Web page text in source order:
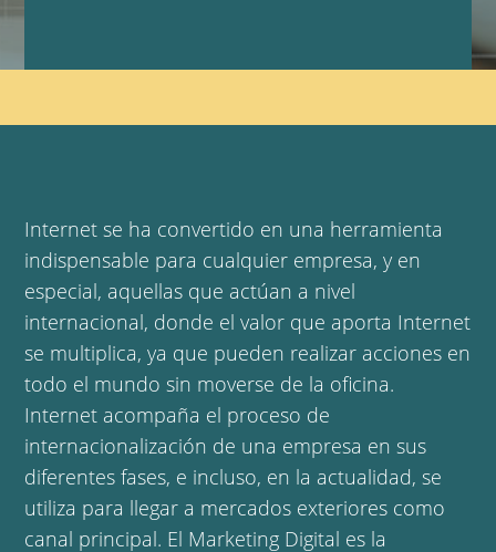
Internet se ha convertido en una herramienta
indispensable para cualquier empresa, y en
especial, aquellas que actúan a nivel
internacional, donde el valor que aporta Internet
se multiplica, ya que pueden realizar acciones en
todo el mundo sin moverse de la oficina.
Internet acompaña el proceso de
internacionalización de una empresa en sus
diferentes fases, e incluso, en la actualidad, se
utiliza para llegar a mercados exteriores como
canal principal. El Marketing Digital es la